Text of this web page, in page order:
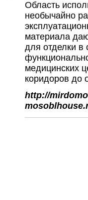
Область
необычайно
материала
для отделки в
медицинских
коридоров до
http://